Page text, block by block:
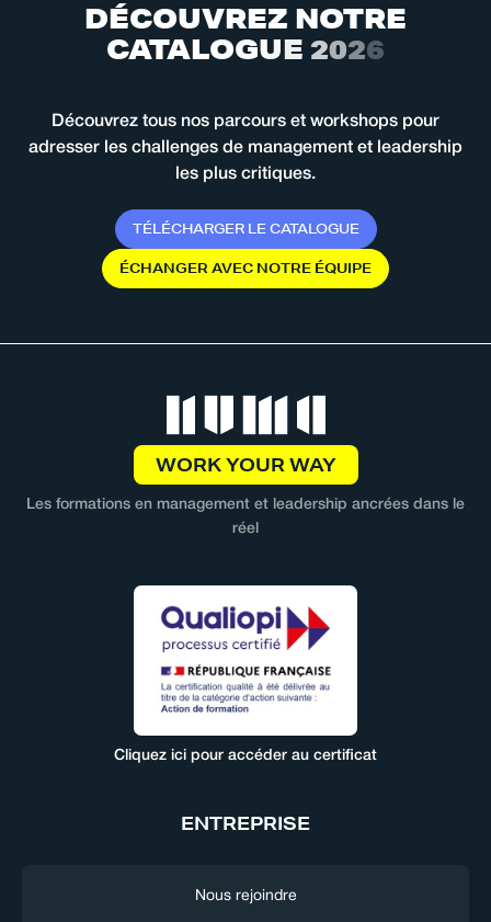
DÉCOUVREZ NOTRE
CATALOGUE 2026
Découvrez tous nos parcours et workshops pour
adresser les challenges de management et leadership
les plus critiques.
TÉLÉCHARGER LE CATALOGUE
ÉCHANGERAVEC NOTRE ÉQUIPE
WORK YOUR WAY
Les formations en management et leadership ancrées dans le
réel
Cliquez ici pour accéder au certificat
ENTREPRISE
Nous rejoindre